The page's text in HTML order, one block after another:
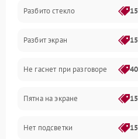
Камеры
Проблемы с дисплеем и
Зарядка
Проблемы с питанием,
Проблемы с работой
Разбито стекло
Разбит экран
Не гаснет при разговоре
Пятна на экране
Нет подсветки